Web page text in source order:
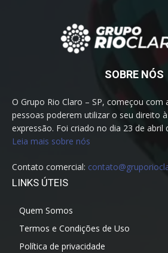
SOBRE NÓS
O Grupo Rio Claro – SP, começou com
pessoas poderem utilizar o seu direito
expressão. Foi criado no dia 23 de abril
Leia mais sobre nós
Contato comercial:
LINKS ÚTEIS
Quem Somos
Termos e Condições de Uso
Política de privacidade